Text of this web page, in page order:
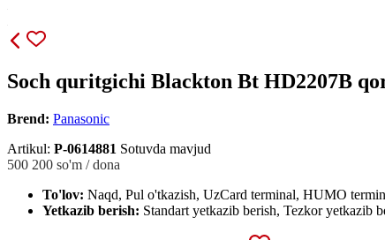
Soch quritgichi Blackton Bt HD2207B
Brend: Panasonic
Artikul: P-0614881 Sotuvda mavjud
500 200 so'm / dona
To'lov: Naqd, Pul o'tkazish, UzCard terminal, HUMO
Yetkazib berish: Standart yetkazib berish, Tezkor yetkazib